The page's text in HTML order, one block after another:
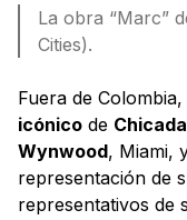
La obra “Marc”
Cities).
Fuera de
icónico de
Wynwood, Miami,
representación de
representativos de